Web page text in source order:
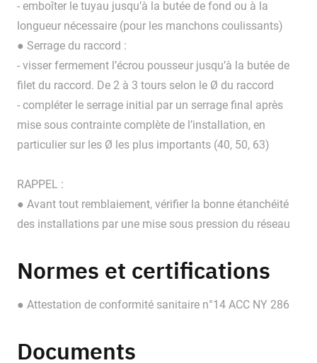
- emboîter le tuyau jusqu’à la butée de fond ou à la
longueur nécessaire (pour les manchons coulissants)
● Serrage du raccord :
- visser fermement l’écrou pousseur jusqu’à la butée de
filet du raccord. De 2 à 3 tours selon le Ø du raccord
- compléter le serrage initial par un serrage final après
mise sous contrainte complète de l’installation, en
particulier sur les Ø les plus importants (40, 50, 63)
RAPPEL :
● Avant tout remblaiement, vérifier la bonne étanchéité
des installations par une mise sous pression du réseau
Normes et certifications
● Attestation de conformité sanitaire n°14 ACC NY 286
Documents